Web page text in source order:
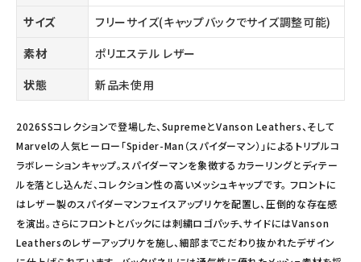
サイズ
フリーサイズ(キャップバックでサイズ調整可能)
素材
ポリエステル レザー
状態
新品未使用
2026SSコレクションで登場した、SupremeとVanson Leathers、そして
Marvelの人気ヒーロー「Spider-Man（スパイダーマン）」によるトリプルコ
ラボレーションキャップ。スパイダーマンを象徴するカラーリングとディテー
ルを落とし込んだ、コレクション性の高いメッシュキャップです。 フロントに
はレザー製のスパイダーマンフェイスアップリケを配置し、圧倒的な存在感
を演出。さらにフロントとバックには刺繍ロゴパッチ、サイドにはVanson
Leathersのレザーアップリケを施し、細部までこだわり抜かれたデザイン